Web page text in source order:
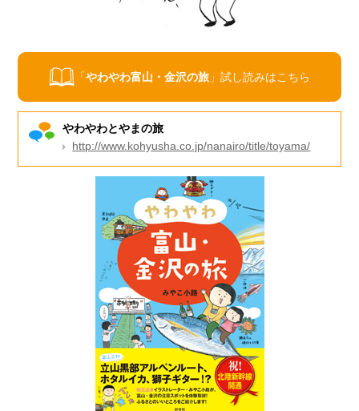
「やわやわ富山・金沢の旅 」試し読みはこちら
やわやわとやまの旅
http://www.kohyusha.co.jp/nanairo/title/toyama/